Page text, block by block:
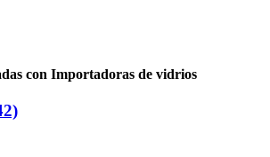
con Importadoras de vidrios